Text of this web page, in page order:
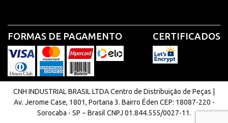
FORMAS DE PAGAMENTO CERTIFICADOS
CNH INDUSTRIAL BRASIL LTDA Centro de Distribuição de Peças |
Av. Jerome Case, 1801, Portaria 3. Bairro Éden CEP: 18087-220 -
Sorocaba - SP − Brasil CNPJ 01.844.555/0027-11.